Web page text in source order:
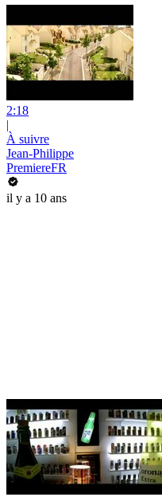
2:18
|
À suivre
Jean-Philippe
PremiereFR
il y a 10 ans